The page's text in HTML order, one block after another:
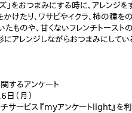
」をおつまみにする時に、アレンジ
けたり、ワサビやイクラ、柿の種を
ものや、甘くないフレンチトース
にアレンジしながらおつまみにしてい
関するアンケート
（月）
ーチサービス『myアンケートlight